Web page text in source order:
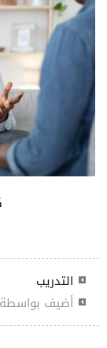
التدريب
أضيف بواسطة